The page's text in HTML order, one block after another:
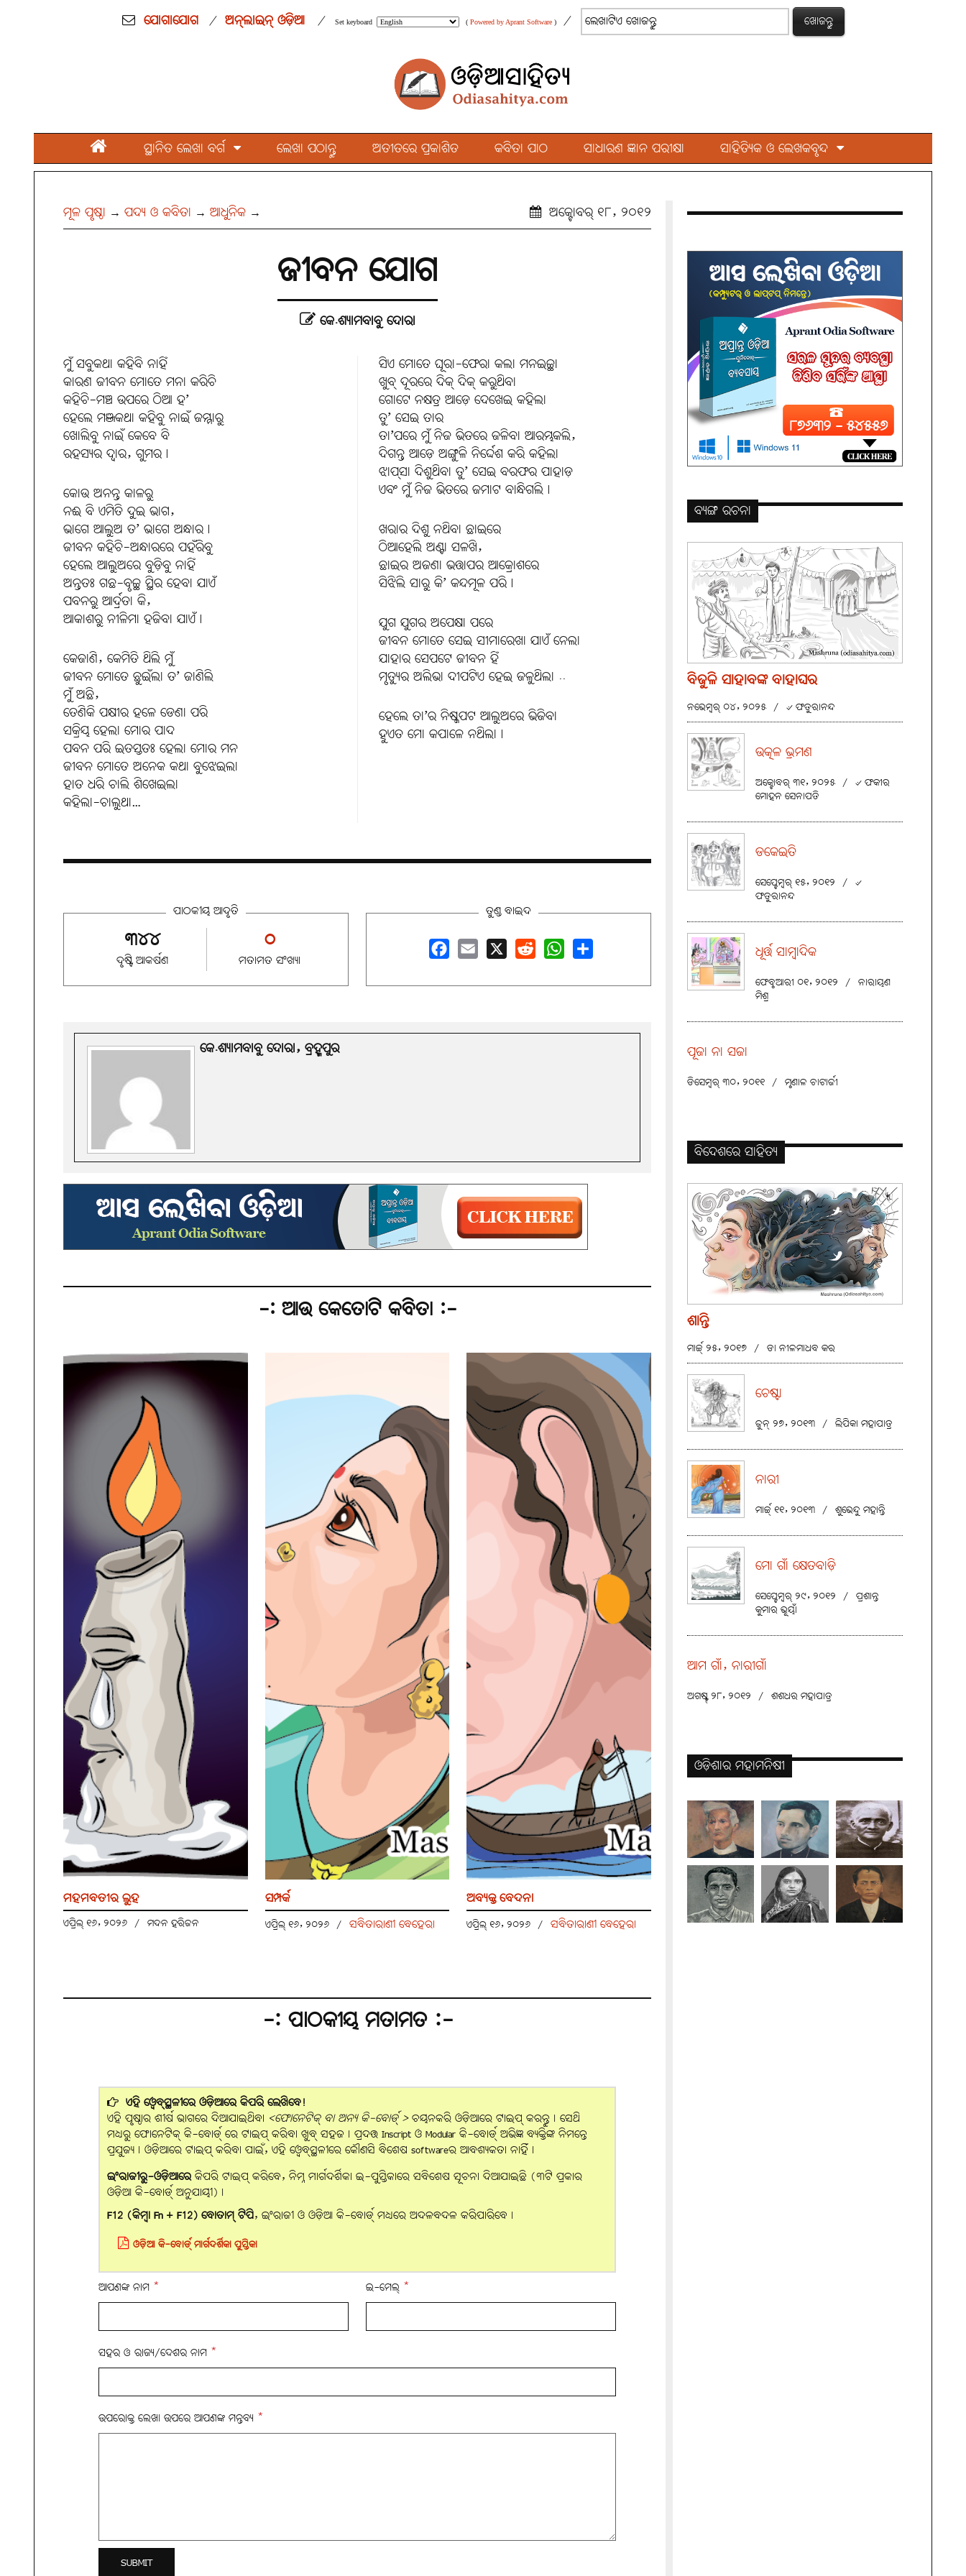
ଯୋଗାଯୋଗ / ଅନ୍‌ଲାଇନ୍ ଓଡ଼ିଆ / Set keyboard ( Powered by Aprant Software) / ଖୋଜନ୍ତୁ
ସ୍ଥାନିତ ଲେଖା ବର୍ଗ ଲେଖା ପଠାନ୍ତୁ ଅତୀତରେ ପ୍ରକାଶିତ କବିତା ପାଠ ସାଧାରଣ ଜ୍ଞାନ ପରୀକ୍ଷା ସାହିତ୍ୟିକ ଓ ଲେଖକବୃନ୍ଦ
ମୂଳ ପୃଷ୍ଠା → ପଦ୍ୟ ଓ କବିତା → ଆଧୁନିକ → ଅକ୍ଟୋବର୍ ୧୮, ୨୦୧୨
ଜୀବନ ଯୋଗ
କେ.ଶ୍ୟାମବାବୁ ଦୋରା
ମୁଁ ସବୁକଥା କହିବି ନାହିଁ
କାରଣ ଜୀବନ ମୋତେ ମନା କରିଚି
କହିଚି-ମଞ୍ଚ ଉପରେ ଠିଆ ହ’
ହେଲେ ମଞ୍ଜକଥା କହିବୁ ନାଇଁ ଜମ୍ମାରୁ
ଖୋଲିବୁ ନାଇଁ କେବେ ବି
ରହସ୍ୟର ଦ୍ବାର, ଗୁମର।
କୋଉ ଅନନ୍ତ କାଳରୁ
ନଈ ବି ଏମିତି ଦୁଇ ଭାଗ,
ଭାଗେ ଆଲୁଅ ତ’ ଭାଗେ ଅନ୍ଧାର।
ଜୀବନ କହିଚି-ଅନ୍ଧାରରେ ପହଁରିବୁ
ହେଲେ ଆଲୁଅରେ ବୁଡ଼ିବୁ ନାହିଁ
ଅନ୍ତତଃ ଗଛ-ବୃଚ୍ଛ ସ୍ଥିର ହେବା ଯାଏଁ
ପବନରୁ ଆର୍ଦ୍ରତା କି,
ଆକାଶରୁ ନୀଳିମା ହଜିବା ଯାଏଁ।
କେଜାଣି, କେମିତି ଥିଲି ମୁଁ
ଜୀବନ ମୋତେ ଛୁଇଁଲା ତ’ ଜାଣିଲି
ମୁଁ ଅଛି,
ତେଣିକି ପକ୍ଷୀର ହଳେ ଡେଣା ପରି
ସକ୍ରିୟ ହେଲା ମୋର ପାଦ
ପବନ ପରି ଇତସ୍ତତଃ ହେଲା ମୋର ମନ
ଜୀବନ ମୋତେ ଅନେକ କଥା ବୁଝେଇଲା
ହାତ ଧରି ଚାଲି ଶିଖେଇଲା
କହିଲା-ଚାଲୁଥା…
ସିଏ ମୋତେ ଘୂରା-ଫେରା କଲା ମନଇଚ୍ଛା
ଖୁବ୍‌ ଦୂରରେ ଦିକ୍‌ ଦିକ୍‌ କରୁଥିବା
ଗୋଟେ ନକ୍ଷତ୍ର ଆଡ଼େ ଦେଖେଇ କହିଲା
ତୁ’ ସେଇ ତାର
ତା’ପରେ ମୁଁ ନିଜ ଭିତରେ ଜଳିବା ଆରମ୍ଭକଲି,
ଦିଗନ୍ତ ଆଡ଼େ ଅଙ୍ଗୁଳି ନିର୍ଦ୍ଦେଶ କରି କହିଲା
ଝାପ୍‌ସା ଦିଶୁଥିବା ତୁ’ ସେଇ ବରଫର ପାହାଡ଼
ଏବଂ ମୁଁ ନିଜ ଭିତରେ ଜମାଟ ବାନ୍ଧିଗଲି।
ଖରାର ଦିଶୁ ନଥିବା ଛାଇରେ
ଠିଆହେଲି ଅଣ୍ଟା ସଳଖି,
ଛାଇର ଅଜଣା ଭତ୍ତାପର ଆକ୍ରୋଶରେ
ସିଝିଲି ସାରୁ କି’ କନ୍ଦମୂଳ ପରି।
ଯୁଗ ଯୁଗର ଅପେକ୍ଷା ପରେ
ଜୀବନ ମୋତେ ସେଇ ସୀମାରେଖା ଯାଏଁ ନେଲା
ଯାହାର ସେପଟେ ଜୀବନ ହିଁ
ମୃତ୍ୟୁର ଅଲିଭା ଦୀପଟିଏ ହେଇ ଜଳୁଥିଲା ..
ହେଲେ ତା’ର ନିଷ୍କପଟ ଆଲୁଅରେ ଭିଜିବା
ହୁଏତ ମୋ କପାଳେ ନଥିଲା।
ପାଠକୀୟ ଆଦୃତି
୩୪୪
ଦୃଷ୍ଟି ଆକର୍ଷଣ
୦
ମତାମତ ସଂଖ୍ୟା
ତୁଣ୍ଡ ବାଇଦ
କେ.ଶ୍ୟାମବାବୁ ଦୋରା, ବ୍ରହ୍ମପୁର
-: ଆଉ କେତୋଟି କବିତା :-
ମହମବତୀର ଲୁହ
ଏପ୍ରିଲ୍ ୧୬, ୨୦୨୬ / ମଦନ ହରିଜନ
ସମ୍ପର୍କ
ଏପ୍ରିଲ୍ ୧୬, ୨୦୨୬ / ସବିତାରାଣୀ ବେହେରା
ଅବ୍ୟକ୍ତ ବେଦନା
ଏପ୍ରିଲ୍ ୧୬, ୨୦୨୬ / ସବିତାରାଣୀ ବେହେରା
-: ପାଠକୀୟ ମତାମତ :-
ଏହି ୱେବ୍‌ସ୍ଥଳୀରେ ଓଡ଼ିଆରେ କିପରି ଲେଖିବେ!
ଏହି ପୃଷ୍ଠାର ଶୀର୍ଷ ଭାଗରେ ଦିଆଯାଇଥିବା <ଫୋନେଟିକ୍ ବା ଅନ୍ୟ କି-ବୋର୍ଡ୍ >ଚୟନକରି ଓଡ଼ିଆରେ ଟାଇପ୍ କରନ୍ତୁ। ସେଥି
ମଧ୍ୟରୁ ଫୋନେଟିକ୍ କି-ବୋର୍ଡ୍ ରେ ଟାଇପ୍ କରିବା ଖୁବ୍ ସହଜ। ପ୍ରଦତ୍ତ Inscript ଓ Modular କି-ବୋର୍ଡ୍ ଅଭିଜ୍ଞ ବ୍ୟକ୍ତିଙ୍କ ନିମନ୍ତେ
ପ୍ରଯୁଜ୍ୟ। ଓଡ଼ିଆରେ ଟାଇପ୍ କରିବା ପାଇଁ, ଏହି ୱେବ୍‌ସ୍ଥଳୀରେ କୌଣସି ବିଶେଷ softwareର ଆବଶ୍ୟକତା ନାହିଁ।
ଇଂରାଜୀରୁ-ଓଡ଼ିଆରେକିପରି ଟାଇପ୍ କରିବେ, ନିମ୍ନ ମାର୍ଗଦର୍ଶିକା ଇ-ପୁସ୍ତିକାରେ ସବିଶେଷ ସୂଚନା ଦିଆଯାଇଛି (୩ଟି ପ୍ରକାର
ଓଡ଼ିଆ କି-ବୋର୍ଡ୍ ଅନୁଯାୟୀ)।
F12 (କିମ୍ବା Fn + F12) ବୋତାମ୍‌ ଟିପି, ଇଂରାଜୀ ଓ ଓଡ଼ିଆ କି-ବୋର୍ଡ୍ ମଧ୍ୟରେ ଅଦଳବଦଳ କରିପାରିବେ।
ଓଡ଼ିଆ କି-ବୋର୍ଡ୍ ମାର୍ଗଦର୍ଶିକା ପୁସ୍ତିକା
ଆପଣଙ୍କ ନାମ * ଇ-ମେଲ୍ *
ସହର ଓ ରାଜ୍ୟ/ଦେଶର ନାମ *
ଉପରୋକ୍ତ ଲେଖା ଉପରେ ଆପଣଙ୍କ ମନ୍ତବ୍ୟ *
ବ୍ୟଙ୍ଗ ରଚନା
ବିଜୁଳି ସାହାବଙ୍କ ବାହାଘର
ନଭେମ୍ବର୍ ୦୪, ୨୦୨୫ / ୰ ଫତୁରାନନ୍ଦ
ଉତ୍କଳ ଭ୍ରମଣ
ଅକ୍ଟୋବର୍ ୩୧, ୨୦୨୫ / ୰ ଫକୀର
ମୋହନ ସେନାପତି
ଡକେଇତି
ସେପ୍ଟେମ୍ବର୍ ୧୫, ୨୦୧୨ / ୰
ଫତୁରାନନ୍ଦ
ଧୂର୍ତ୍ତ ସାମ୍ବାଦିକ
ଫେବୃଆରୀ ୦୧, ୨୦୧୨ / ନାରାୟଣ
ମିଶ୍ର
ପୂଜା ନା ସଜା
ଡିସେମ୍ବର୍ ୩୦, ୨୦୧୧ / ମୃଣାଳ ଚାଟାର୍ଜୀ
ବିଦେଶରେ ସାହିତ୍ୟ
ଶାନ୍ତି
ମାର୍ଚ୍ଚ୍ ୨୫, ୨୦୧୭ / ଡା ନୀଳମାଧବ କର
ଚେଷ୍ଟା
ଜୁନ୍ ୨୭, ୨୦୧୩ / ଲିପିକା ମହାପାତ୍ର
ନାରୀ
ମାର୍ଚ୍ଚ୍ ୧୧, ୨୦୧୩ / ଶୁଭେନ୍ଦୁ ମହାନ୍ତି
ମୋ ଗାଁ କ୍ଷେତବାଡ଼ି
ସେପ୍ଟେମ୍ବର୍ ୨୯, ୨୦୧୨ / ପ୍ରଶାନ୍ତ
କୁମାର ଭୂୟାଁ
ଆମ ଗାଁ, ନାରୀଗାଁ
ଅଗଷ୍ଟ୍ ୨୮, ୨୦୧୨ / ଶଶଧର ମହାପାତ୍ର
ଓଡ଼ିଶାର ମହାମନିଷୀ